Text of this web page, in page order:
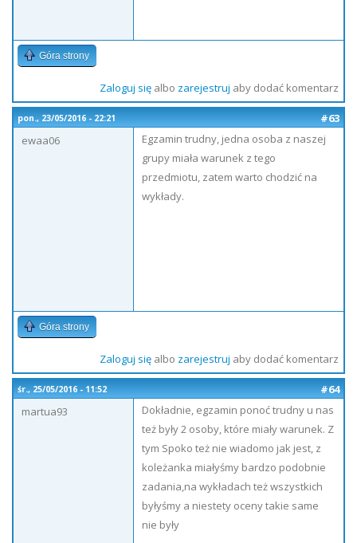
Góra strony
Zaloguj sięalbo zarejestruj aby dodać komentarz
pon., 23/05/2016 - 22:21
#63
ewaa06
Egzamin trudny, jedna osoba z naszej
grupy miała warunek z tego
przedmiotu, zatem warto chodzić na
wykłady.
Góra strony
Zaloguj sięalbo zarejestruj aby dodać komentarz
śr., 25/05/2016 - 11:52
#64
martua93
Dokładnie, egzamin ponoć trudny u nas
też były 2 osoby, które miały warunek. Z
tym Spoko też nie wiadomo jak jest, z
koleżanka miałyśmy bardzo podobnie
zadania,na wykładach też wszystkich
byłyśmy a niestety oceny takie same
nie były